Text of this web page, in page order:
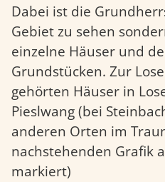
Dabei ist die
Gebiet zu sehen
einzelne Häuser und
Grundstücken. Zur
gehörten Häuser in
Pieslwang (bei
anderen Orten im
nachstehenden Grafik
markiert)